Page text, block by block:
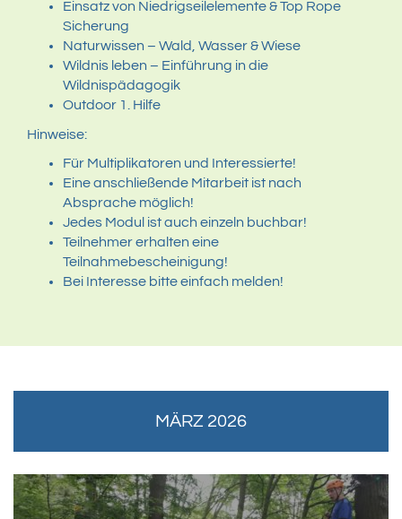
Einsatz von Niedrigseilelemente & Top Rope
Sicherung
Naturwissen – Wald, Wasser & Wiese
Wildnis leben – Einführung in die
Wildnispädagogik
Outdoor 1. Hilfe
Hinweise:
Für Multiplikatoren und Interessierte!
Eine anschließende Mitarbeit ist nach
Absprache möglich!
Jedes Modul ist auch einzeln buchbar!
Teilnehmer erhalten eine
Teilnahmebescheinigung!
Bei Interesse bitte einfach melden!
MÄRZ 2026